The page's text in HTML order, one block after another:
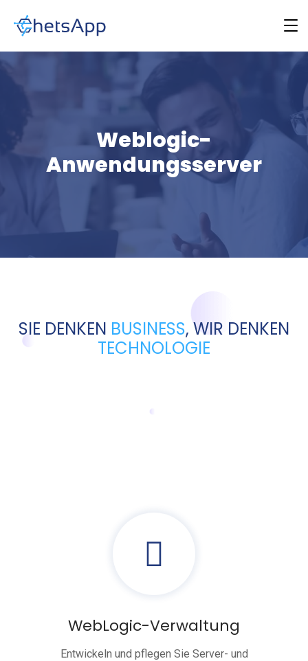
Weblogic-
Anwendungsserver
SIE DENKEN BUSINESS, WIR DENKEN
TECHNOLOGIE
WebLogic-Verwaltung
Entwickeln und pflegen Sie Server- und